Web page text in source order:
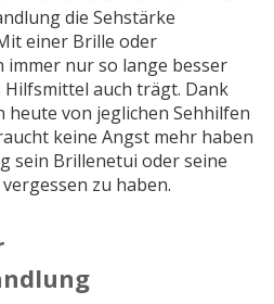
die Sehstärke
einer Brille oder
nur so lange besser
Hilfsmittel auch trägt. Dank
heute von jeglichen Sehhilfen
keine Angst mehr haben
sein Brillenetui oder seine
zu haben.